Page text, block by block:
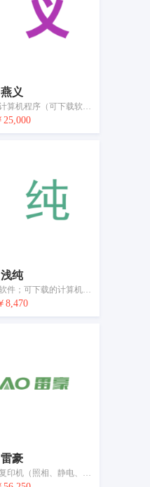
燕义
计算机外围设备；计算机程序（可下载软件）；智能手表（数据处理）；耳机；学习机；麦克风；遥控装置；防盗报警器；眼镜；移动电源（可充电电池）
25,000
浅纯
可下载的手机应用软件；可下载的计算机应用软件；连接器（数据处理设备）；手机用自拍杆；智能手机用壳；耳机；安全头盔；电锁；眼镜；移动电源（可充电电池）
8,470
雷豪
计算机外围设备；复印机（照相、静电、热）；手提电话；电话机套；电源材料（电线、电缆）；电子防盗装置；眼镜；电池